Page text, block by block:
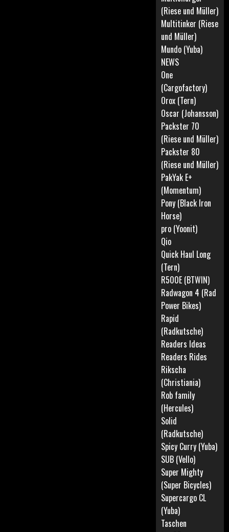
(Riese und Müller)
Multitinker (Riese
und Müller)
Mundo (Yuba)
NEWS
One
(Cargofactory)
Orox (Tern)
Oscar (Johansson)
Packster 70
(Riese und Müller)
Packster 80
(Riese und Müller)
PakYak E+
(Momentum)
Pony (Black Iron
Horse)
pro (Yoonit)
Qio
Quick Haul Long
(Tern)
R500E (BTWIN)
Radwagon 4 (Rad
Power Bikes)
Rapid
(Radkutsche)
Readers Ideas
Readers Rides
Rikscha
(Christiania)
Rob family
(Hercules)
Solid
(Radkutsche)
Spicy Curry (Yuba)
SUB (Vello)
Super Mighty
(Super Bicycles)
Supercargo CL
(Yuba)
Taschen